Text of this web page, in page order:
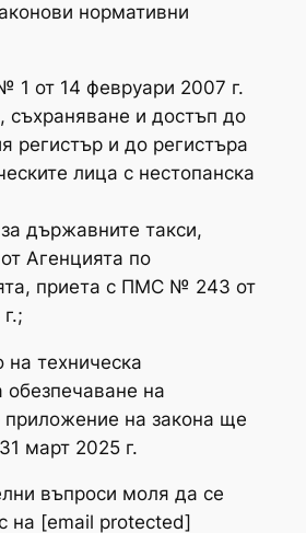
нормативни
1 от 14 февруари 2007 г.
съхраняване и достъп до
регистър и до регистъра
лица с нестопанска
държавните такси,
Агенцията по
приета с ПМС № 243 от
на техническа
на
приложение на закона ще
март 2025 г.
въпроси моля да се
на [email protected]